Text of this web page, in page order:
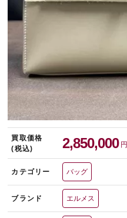
買取価格
(税込)
2,850,000 円
カテゴリー バッグ
ブランド エルメス